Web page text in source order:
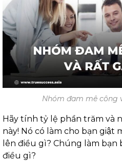
Nhóm đam mê công
Hãy tính tỷ lệ phần trăm và
này! Nó có làm cho bạn giật
lên điều gì? Chúng làm bạn
điều gì?